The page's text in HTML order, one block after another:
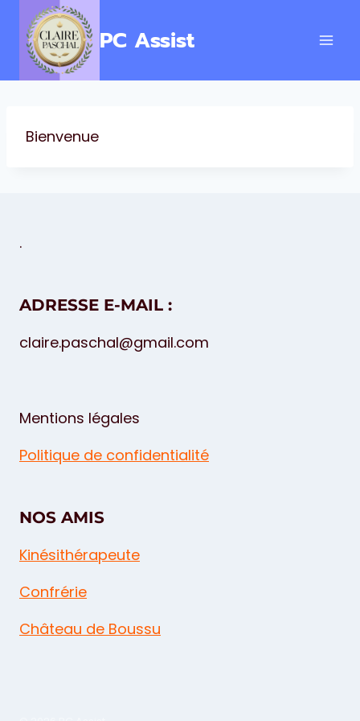
contenu
PC Assist
Bienvenue
.
ADRESSE E-MAIL :
claire.paschal@gmail.com
Mentions légales
Politique de confidentialité
NOS AMIS
Kinésithérapeute
Confrérie
Château de Boussu